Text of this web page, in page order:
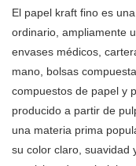
El papel kraft fino es
ordinario, ampliamente
envases médicos,
mano, bolsas
compuestos de papel y
producido a partir de
una materia prima
su color claro, suavidad
bambú marrón sin
está hecho de bambú
provincia de Sichuan,
de China.Es papel kraft
madera y sin blanquear.
papel duro y no es fácil de
pelar. Y todo el proceso,
ayuda de ningún solvente
químico, es seguro y